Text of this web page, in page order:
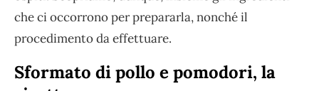
che ci occorrono per prepararla, nonché il
procedimento da effettuare.
Sformato di pollo e pomodori, la